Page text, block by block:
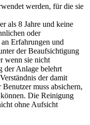
werden, für die sie
als 8 Jahre und keine
oder
Erfahrungen und
der Beaufsichtigung
wenn sie nicht
der Anlage belehrt
der damit
muss absichern,
Die Reinigung
ohne Aufsicht